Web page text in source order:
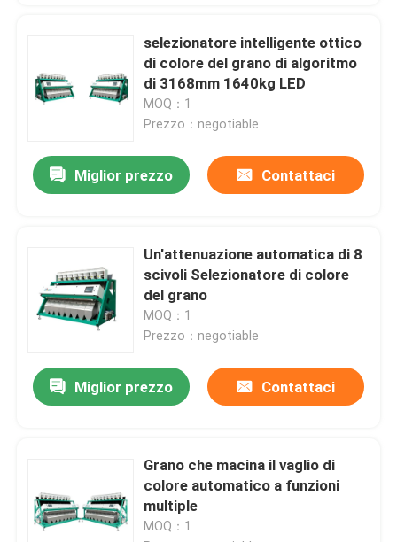
selezionatore intelligente ottico
di colore del grano di algoritmo
di 3168mm 1640kg LED
MOQ：1
Prezzo：negotiable
Miglior prezzo Contattaci
Un'attenuazione automatica di 8
scivoli Selezionatore di colore
del grano
MOQ：1
Prezzo：negotiable
Miglior prezzo Contattaci
Grano che macina il vaglio di
colore automatico a funzioni
multiple
MOQ：1